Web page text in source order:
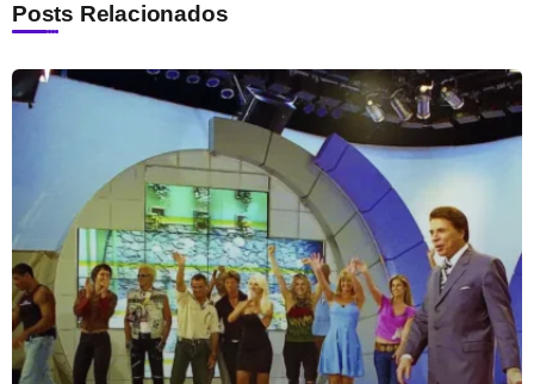
Posts Relacionados